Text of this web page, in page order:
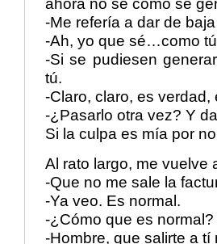
ahora no sé cómo se
-Me refería a dar de
-Ah, yo que sé…como
-Si se pudiesen
tú.
-Claro, claro, es
-¿Pasarlo otra vez? Y
Si la culpa es mía por
Al rato largo, me vuelve
-Que no me sale la
-Ya veo. Es normal.
-¿Cómo que es normal?
-Hombre, que salirte a tí